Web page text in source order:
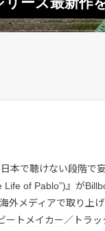
本で聴けない段階で
of Pablo”)』が
外メディアで取り上
ートメイカー／トラッ